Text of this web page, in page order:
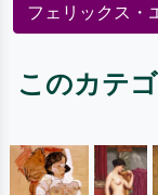
フェリックス・
このカテ